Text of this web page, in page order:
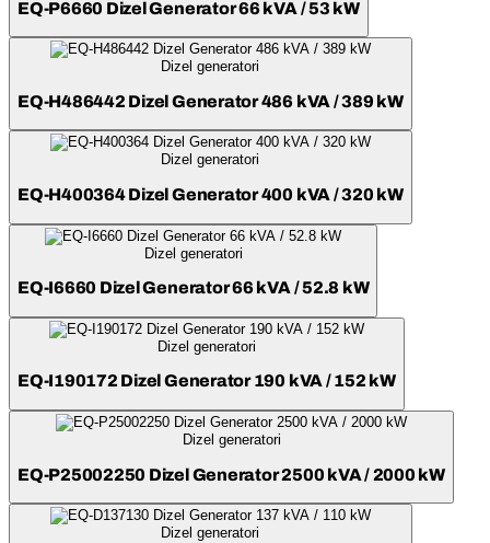
EQ-P6660 Dizel Generator 66 kVA / 53 kW
Dizel generatori
EQ-H486442 Dizel Generator 486 kVA / 389 kW
Dizel generatori
EQ-H400364 Dizel Generator 400 kVA / 320 kW
Dizel generatori
EQ-I6660 Dizel Generator 66 kVA / 52.8 kW
Dizel generatori
EQ-I190172 Dizel Generator 190 kVA / 152 kW
Dizel generatori
EQ-P25002250 Dizel Generator 2500 kVA / 2000 kW
Dizel generatori